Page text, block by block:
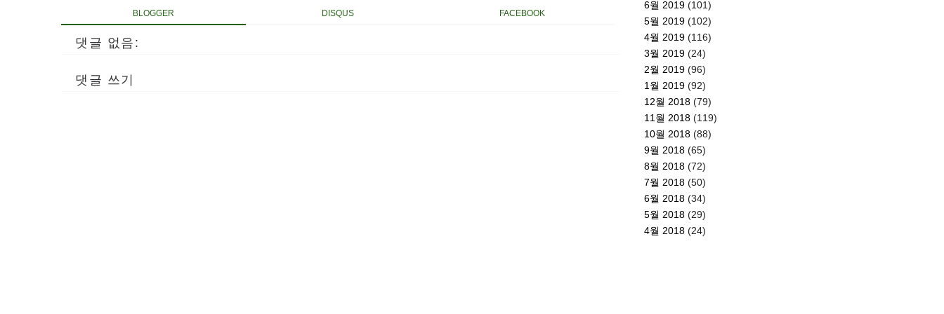
BLOGGER DISQUS FACEBOOK
댓글 없음:
댓글 쓰기
6월 2019 (101)
5월 2019 (102)
4월 2019 (116)
3월 2019 (24)
2월 2019 (96)
1월 2019 (92)
12월 2018 (79)
11월 2018 (119)
10월 2018 (88)
9월 2018 (65)
8월 2018 (72)
7월 2018 (50)
6월 2018 (34)
5월 2018 (29)
4월 2018 (24)